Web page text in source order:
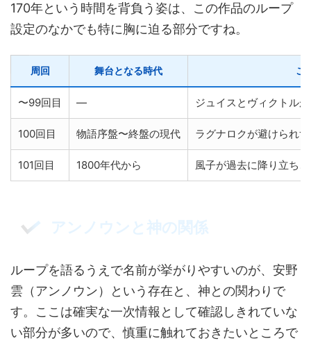
170年という時間を背負う姿は、この作品のループ
設定のなかでも特に胸に迫る部分ですね。
周回 舞台となる時代 こ
〜99回目 — ジュイスとヴィクトル
100回目 物語序盤〜終盤の現代 ラグナロクが避けられ
101回目 1800年代から 風子が過去に降り立ち
アンノウンと神の関係
ループを語るうえで名前が挙がりやすいのが、安野
雲（アンノウン）という存在と、神との関わりで
す。ここは確実な一次情報として確認しきれていな
い部分が多いので、慎重に触れておきたいところで